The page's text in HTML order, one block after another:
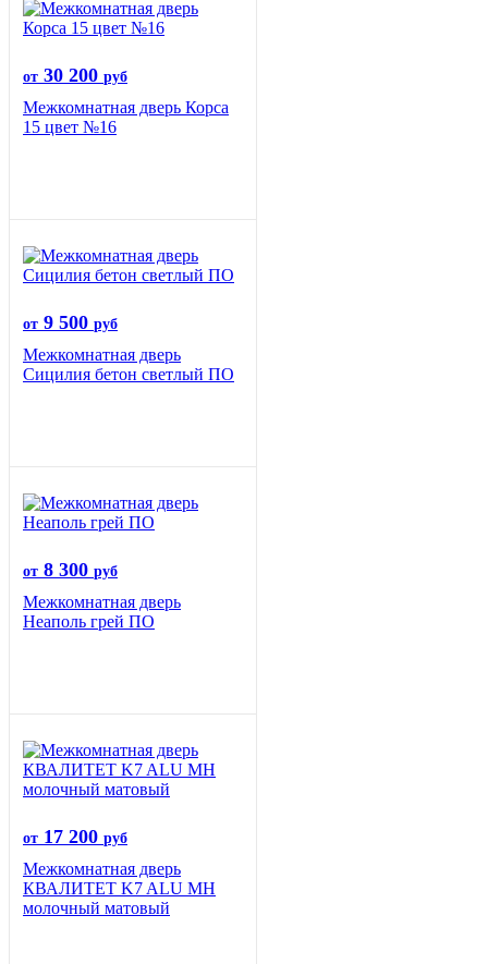
от 30 200 руб
Межкомнатная дверь Корса
15 цвет №16
от 9 500 руб
Межкомнатная дверь
Сицилия бетон светлый ПО
от 8 300 руб
Межкомнатная дверь
Неаполь грей ПО
от 17 200 руб
Межкомнатная дверь
КВАЛИТЕТ K7 ALU MH
молочный матовый